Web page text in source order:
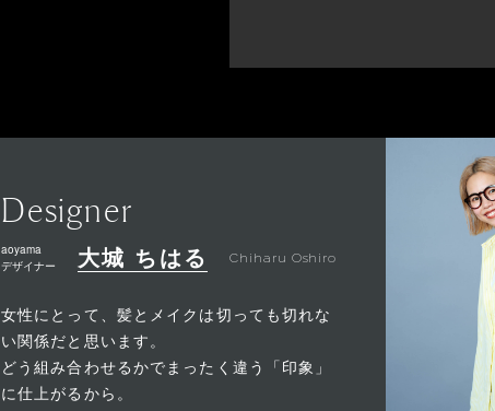
Designer
aoyama
デザイナー
大城 ちはる Chiharu Oshiro
女性にとって、髪とメイクは切っても切れな
い関係だと思います。
どう組み合わせるかでまったく違う「印象」
に仕上がるから。